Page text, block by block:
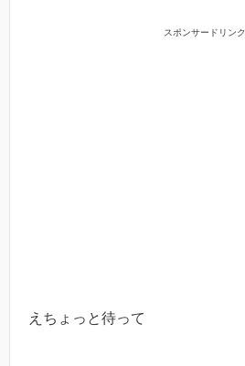
スポンサードリンク
えちょっと待って